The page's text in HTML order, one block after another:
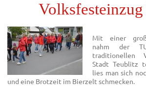
Mit einer
nahm der
traditionellen
Stadt Teublitz
lies man sich
und eine Brotzeit im Bierzelt schmecken.